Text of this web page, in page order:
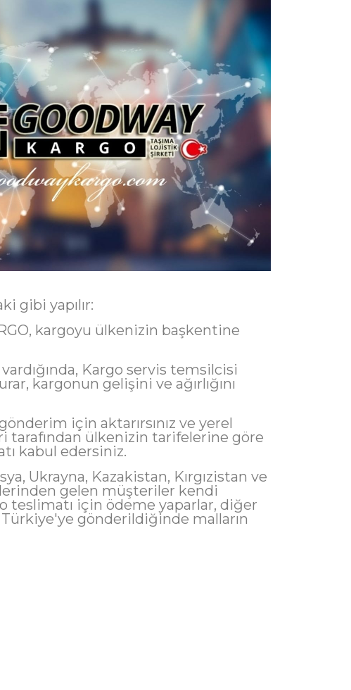
Mesaj At
gibi yapılır:
kargoyu ülkenizin başkentine
Kargo servis temsilcisi
kargonun gelişini ve ağırlığını
için aktarırsınız ve yerel
tarafından ülkenizin tarifelerine göre
kabul edersiniz.
Ukrayna, Kazakistan, Kırgızistan ve
gelen müşteriler kendi
teslimatı için ödeme yaparlar, diğer
gönderildiğinde malların